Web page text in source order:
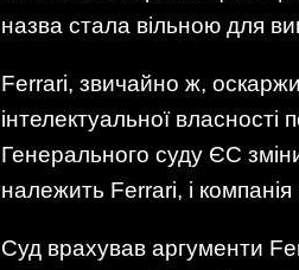
назва стала вільною для
Ferrari, звичайно ж,
інтелектуальної
Генерального суду ЄС
належить Ferrari, і
Суд врахував аргументи